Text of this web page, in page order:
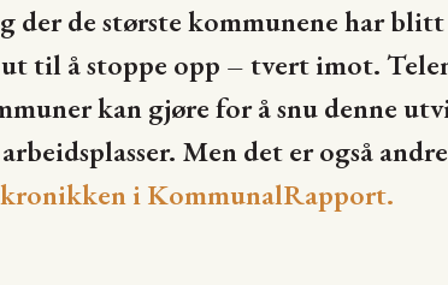
de største kommunene har
til å stoppe opp – tvert imot.
kan gjøre for å snu denne
Men det er også
kronikken i KommunalRapport.